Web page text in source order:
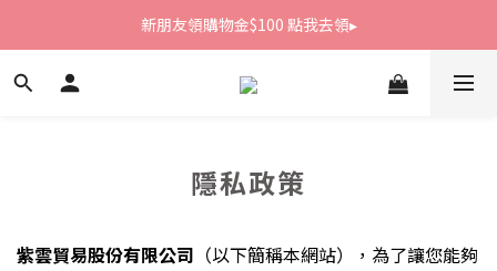
新朋友領購物金$100 點我去領▸
新朋友領購物金$100 點我去領▸
全館滿1800免運
隱私政策
紫雲貿易股份有限公司 （以下簡稱本網站），為了讓您能夠